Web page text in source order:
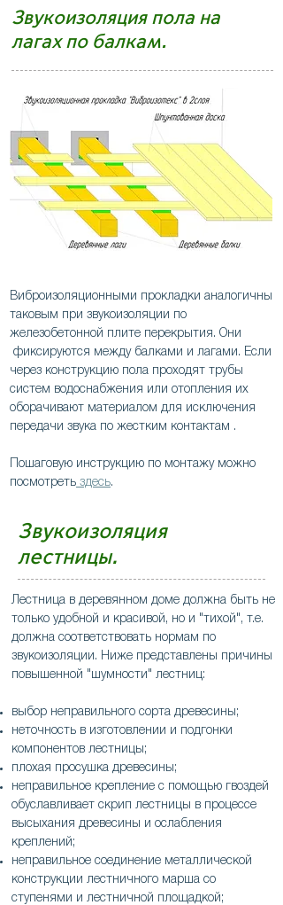
Звукоизоляция пола на
лагах по балкам.
Виброизоляционными прокладки аналогичны
таковым при звукоизоляции по
железобетонной плите перекрытия. Они
фиксируются между балками и лагами. Если
через конструкцию пола проходят трубы
систем водоснабжения или отопления их
оборачивают материалом для исключения
передачи звука по жестким контактам .
Пошаговую инструкцию по монтажу можно
посмотреть здесь.
Звукоизоляция
лестницы.
Лестница в деревянном доме должна быть не
только удобной и красивой, но и "тихой", т.е.
должна соответствовать нормам по
звукоизоляции. Ниже представлены причины
повышенной "шумности" лестниц:
выбор неправильного сорта древесины;
неточность в изготовлении и подгонки
компонентов лестницы;
плохая просушка древесины;
неправильное крепление с помощью гвоздей
обуславливает скрип лестницы в процессе
высыхания древесины и ослабления
креплений;
неправильное соединение металлической
конструкции лестничного марша со
ступенями и лестничной площадкой;